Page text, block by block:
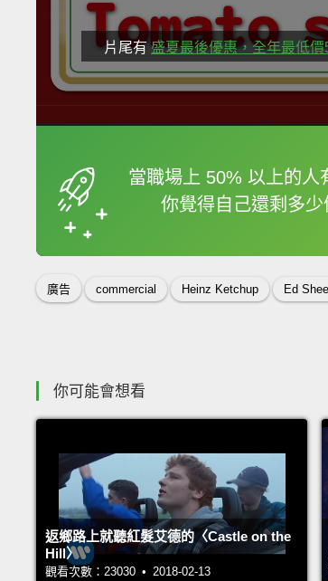
片尾有 盛夏最後優惠，全年最低價
當職場上 50% 以上的人
你覺得自己還剩多少
框選或點
廣告 commercial Heinz Ketchup Ed
你可能會想看
返鄉路上就聽紅髮艾德的〈Castle on the
Hill〉
觀看次數：23030 • 2018-02-13